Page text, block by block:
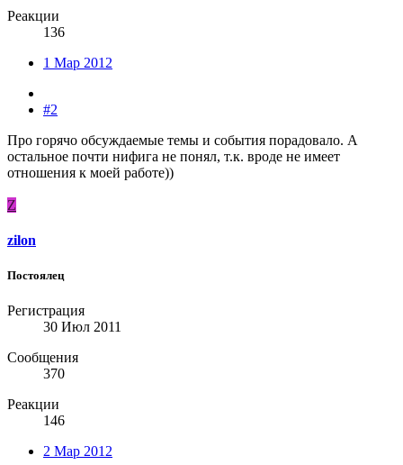
Реакции
136
1 Мар 2012
#2
Про горячо обсуждаемые темы и события порадовало. А
остальное почти нифига не понял, т.к. вроде не имеет
отношения к моей работе))
Z
zilon
Постоялец
Регистрация
30 Июл 2011
Сообщения
370
Реакции
146
2 Мар 2012